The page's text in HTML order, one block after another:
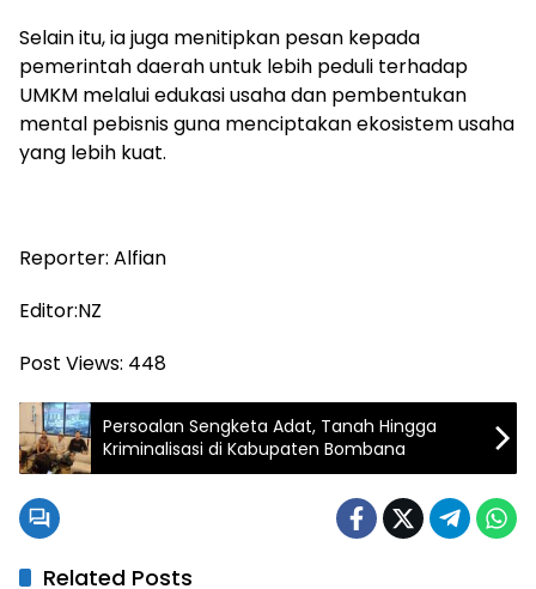
Selain itu, ia juga menitipkan pesan kepada
pemerintah daerah untuk lebih peduli terhadap
UMKM melalui edukasi usaha dan pembentukan
mental pebisnis guna menciptakan ekosistem usaha
yang lebih kuat.
Reporter: Alfian
Editor:NZ
Post Views: 448
Persoalan Sengketa Adat, Tanah Hingga
Kriminalisasi di Kabupaten Bombana
Related Posts